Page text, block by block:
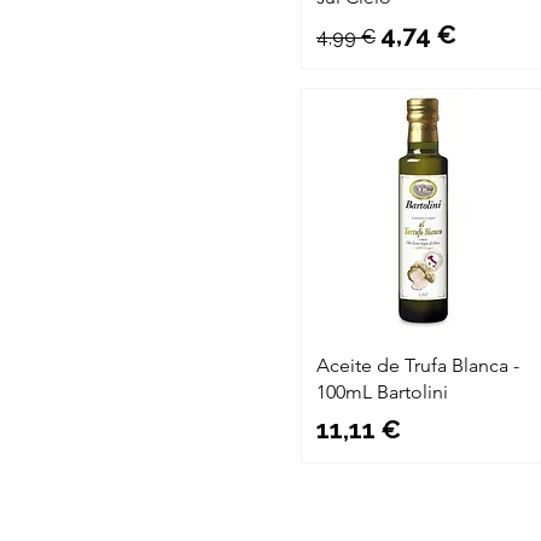
Precio
4,99 € Precio de
4,74 €
Aceite de Trufa Blanca -
100mL Bartolini
Precio
11,11 €